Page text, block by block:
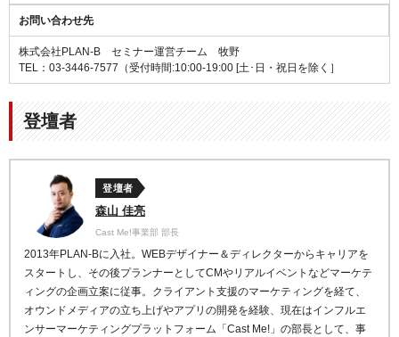
お問い合わせ先
株式会社PLAN-B セミナー運営チーム 牧野
TEL：03-3446-7577（受付時間:10:00-19:00 [土･日・祝日を除く］
登壇者
登壇者
森山 佳亮
Cast Me!事業部 部長
2013年PLAN-Bに入社。 WEBデザイナー＆ディレクターからキャリアを
スタート し、その後プランナーとしてCMやリアルイベントなどマーケテ
ィングの企画立案に従事。 クライアント支援のマーケティングを経て、
オウンドメディアの立ち上げやアプリの開発を経験、現在はインフルエ
ンサーマーケティングプラットフォーム「 Cast Me! 」の部長として、事